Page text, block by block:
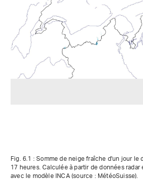
Fig. 6.1 : Somme de neige fraîche d'un jour
17 heures. Calculée à partir de données
avec le modèle INCA (source : MétéoSuisse).